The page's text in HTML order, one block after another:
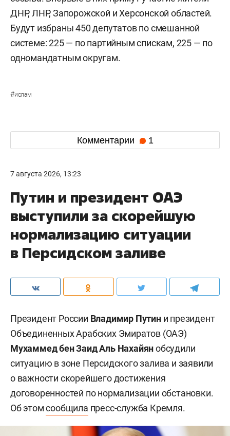
ДНР, ЛНР, Запорожской и Херсонской областей.
Будут избраны 450 депутатов по смешанной
системе: 225 — по партийным спискам, 225 — по
одномандатным округам.
#ислам
Комментарии 1
7 августа 2026, 13:23
Путин и президент ОАЭ
выступили за скорейшую
нормализацию ситуации
в Персидском заливе
Президент России Владимир Путини президент
Объединенных Арабских Эмиратов (ОАЭ)
Мухаммед бен Заид Аль Нахайянобсудили
ситуацию в зоне Персидского залива и заявили
о важности скорейшего достижения
договоренностей по нормализации обстановки.
Об этомсообщила пресс-служба Кремля.